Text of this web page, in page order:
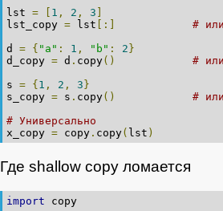
lst = 1 , 2 , 3
lst_copy = lst [:]
#
d = { "a" : 1 , "b" : 2 }
d_copy = d . copy()
#
s = { 1 , 2 , 3 }
s_copy = s . copy()
#
# Универсально
x_copy = copy . copy( lst )
Где shallow copy ломается
import copy